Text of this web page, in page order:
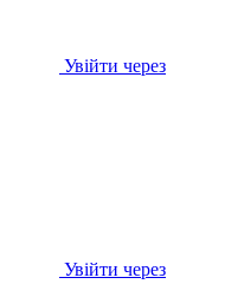
Увійти через
Увійти через